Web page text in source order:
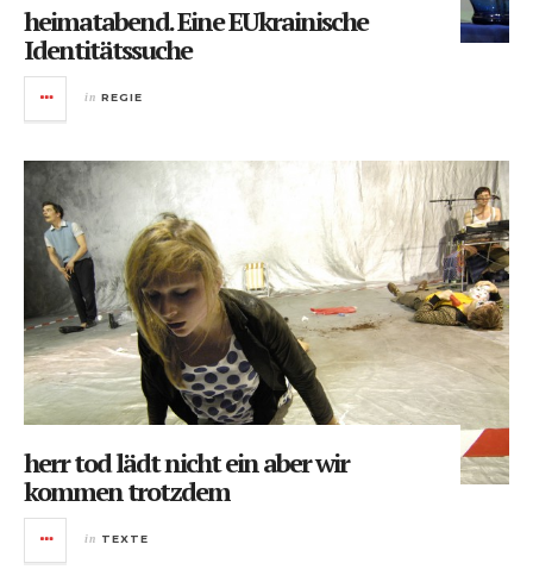
heimatabend. Eine EUkrainische
Identitätssuche
in REGIE
herr tod lädt nicht ein aber wir
kommen trotzdem
in TEXTE